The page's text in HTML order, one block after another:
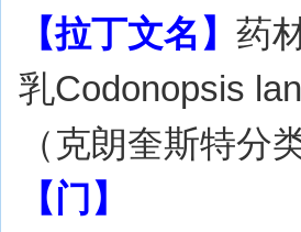
【拉丁文名】 药
乳Codonopsis
（克朗奎斯特分
【门】